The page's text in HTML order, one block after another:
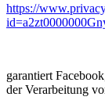
https://
garantiert
der Verarbeitung